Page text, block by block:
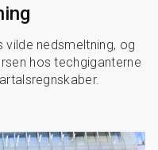
nedsmeltning, og
hos techgiganterne